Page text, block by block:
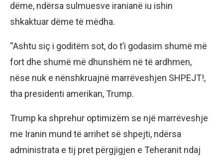
dëme, ndërsa sulmuesve iranianë iu ishin
shkaktuar dëme të mëdha.
“Ashtu siç i goditëm sot, do t’i godasim shumë më
fort dhe shumë më dhunshëm në të ardhmen,
nëse nuk e nënshkruajnë marrëveshjen SHPEJT!,
tha presidenti amerikan, Trump.
Trump ka shprehur optimizëm se një marrëveshje
me Iranin mund të arrihet së shpejti, ndërsa
administrata e tij pret përgjigjen e Teheranit ndaj